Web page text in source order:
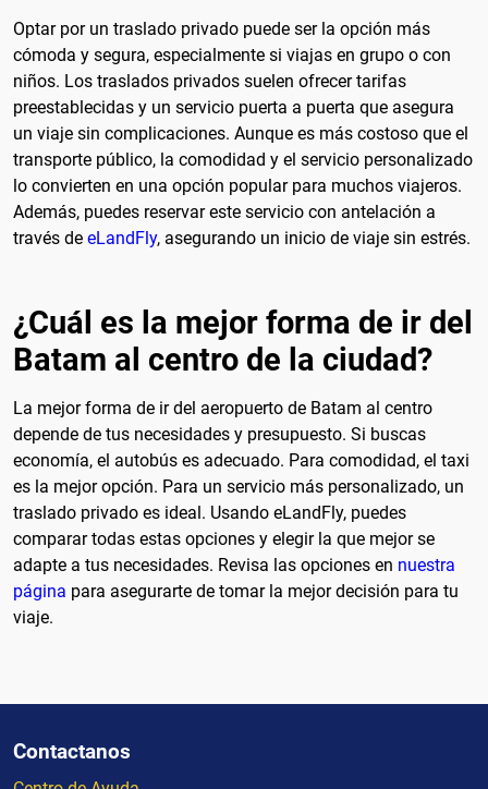
Optar por un traslado privado puede ser la opción más
cómoda y segura, especialmente si viajas en grupo o con
niños. Los traslados privados suelen ofrecer tarifas
preestablecidas y un servicio puerta a puerta que asegura
un viaje sin complicaciones. Aunque es más costoso que el
transporte público, la comodidad y el servicio personalizado
lo convierten en una opción popular para muchos viajeros.
Además, puedes reservar este servicio con antelación a
través de eLandFly, asegurando un inicio de viaje sin estrés.
¿Cuál es la mejor forma de ir del
Batam al centro de la ciudad?
La mejor forma de ir del aeropuerto de Batam al centro
depende de tus necesidades y presupuesto. Si buscas
economía, el autobús es adecuado. Para comodidad, el taxi
es la mejor opción. Para un servicio más personalizado, un
traslado privado es ideal. Usando eLandFly, puedes
comparar todas estas opciones y elegir la que mejor se
adapte a tus necesidades. Revisa las opciones en nuestra
página para asegurarte de tomar la mejor decisión para tu
viaje.
Contactanos